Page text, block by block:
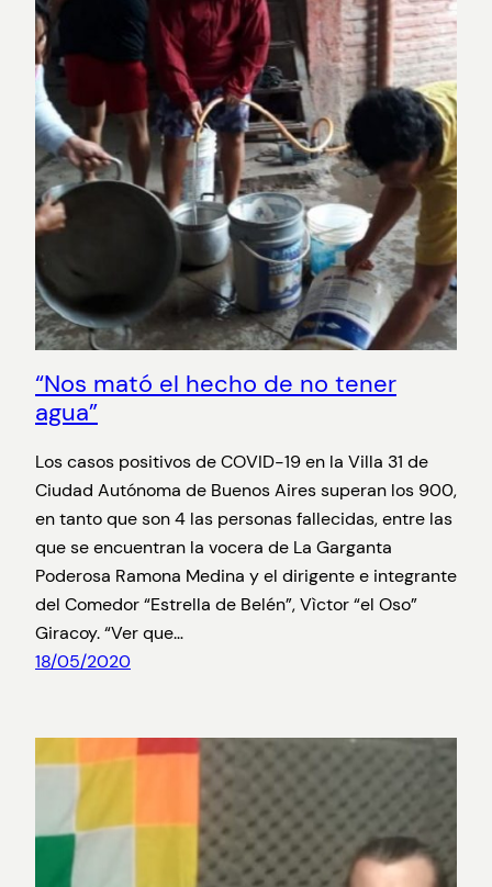
“Nos mató el hecho de no tener
agua”
Los casos positivos de COVID-19 en la Villa 31 de
Ciudad Autónoma de Buenos Aires superan los 900,
en tanto que son 4 las personas fallecidas, entre las
que se encuentran la vocera de La Garganta
Poderosa Ramona Medina y el dirigente e integrante
del Comedor “Estrella de Belén”, Vìctor “el Oso”
Giracoy. “Ver que…
18/05/2020